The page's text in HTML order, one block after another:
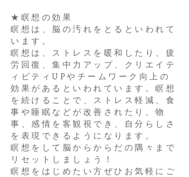
★瞑想の効果
瞑想は、脳の汚れをとるといわれて
います。
瞑想は、ストレスを暖和したり、疲
労回復、集中力アップ、クリエイテ
ィビティUPやチームワーク向上の
効果があるといわれています。瞑想
を続けることで、ストレス軽減、食
事や睡眠などが改善されたり、物
事、感情を客観視でき、自分らしさ
を表現できるようになります。
瞑想をして脳からからだの隅々まで
リセットしましょう！
瞑想をはじめたい方ぜひお気軽にご